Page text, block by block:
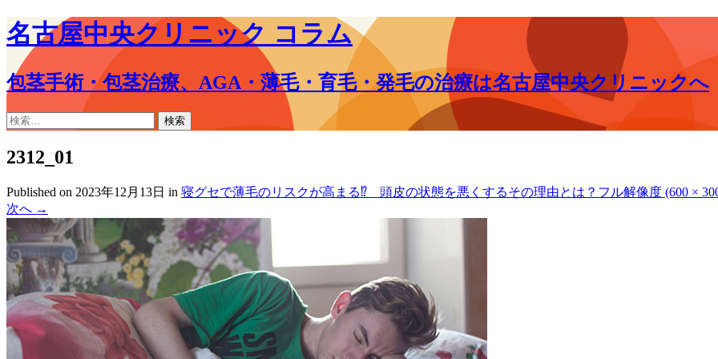
名古屋中央クリニック コラム
包茎手術・包茎治療、AGA・薄毛・育毛・発毛の治療は名古屋中央クリニックへ
コ
ン
テ
ツ
へ
ス
キ
ッ
プ
検
索:
2312_01
Published on 2023年12月13日 in 寝グセで薄毛のリスクが高まる⁉ 頭皮の状態を悪くするその理由とは？ フル解像度 (600 ×
次へ →